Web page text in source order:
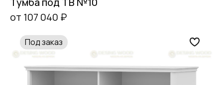
от 107 040 ₽
Под заказ